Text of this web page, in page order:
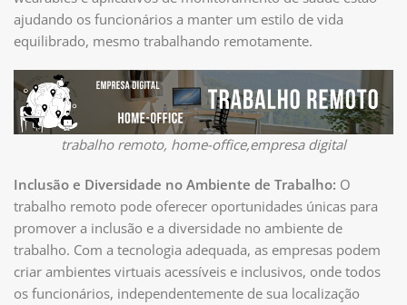
ajudando os funcionários a manter um estilo de vida
equilibrado, mesmo trabalhando remotamente.
trabalho remoto, home-office,empresa digital
Inclusão e Diversidade no Ambiente de Trabalho: O
trabalho remoto pode oferecer oportunidades únicas para
promover a inclusão e a diversidade no ambiente de
trabalho. Com a tecnologia adequada, as empresas podem
criar ambientes virtuais acessíveis e inclusivos, onde todos
os funcionários, independentemente de sua localização